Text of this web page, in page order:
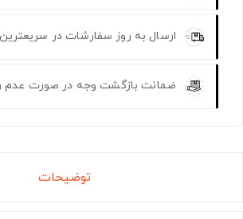
ارسال به روز سفارشات در
ضمانت بازگشت وجه در صورت عدم
توضیحات